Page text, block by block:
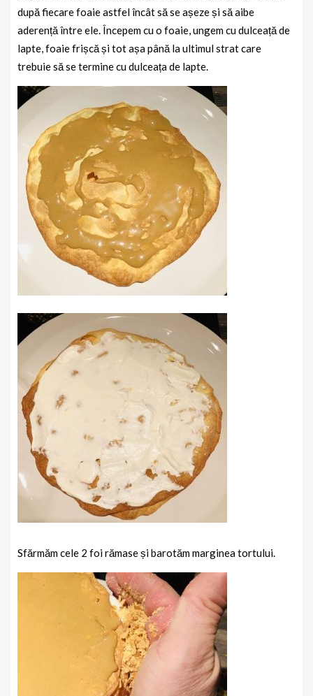
după fiecare foaie astfel încât să se așeze și să aibe
aderență între ele. Începem cu o foaie, ungem cu dulceață de
lapte, foaie frișcă și tot așa până la ultimul strat care
trebuie să se termine cu dulceața de lapte.
Sfărmăm cele 2 foi rămase și barotăm marginea tortului.